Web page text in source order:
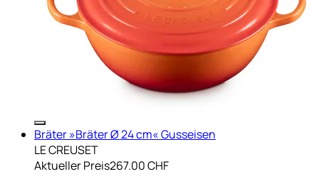
Bräter »Bräter Ø 24 cm« Gusseisen
LE CREUSET
Aktueller Preis267.00 CHF